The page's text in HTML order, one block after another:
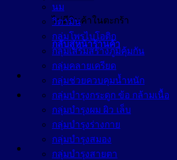
ไม่มีสินค้าในตะกร้า
กลับสู่หน้าร้านค้า
นม
วิตามิน
กลุ่มโพรไบโอติก
กลุ่มเสริมสร้างภูมิคุ้มกัน
กลุ่มคลายเครียด
กลุ่มช่วยควบคุมน้ำหนัก
กลุ่มบำรุงกระดูก ข้อ กล้ามเนื้อ
กลุ่มบำรุงผม ผิว เล็บ
กลุ่มบำรุงร่างกาย
กลุ่มบำรุงสมอง
กลุ่มบำรุงสายตา